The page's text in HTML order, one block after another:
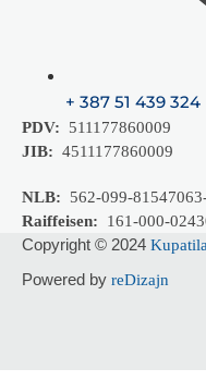
+ 387 51 439 324
PDV:
511177860009
JIB: 4511177860009
NLB: 562-099-
Raiffeisen: 161-000-
Copyright © 2024
Powered by reDizajn